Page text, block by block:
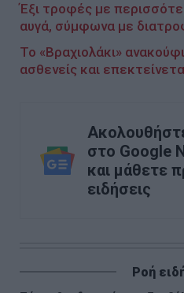
Έξι τροφές με
αυγά, σύμφωνα με
Το «Βραχιολάκι»
ασθενείς και
στο Google
και μάθετε
ειδήσεις
Ροή